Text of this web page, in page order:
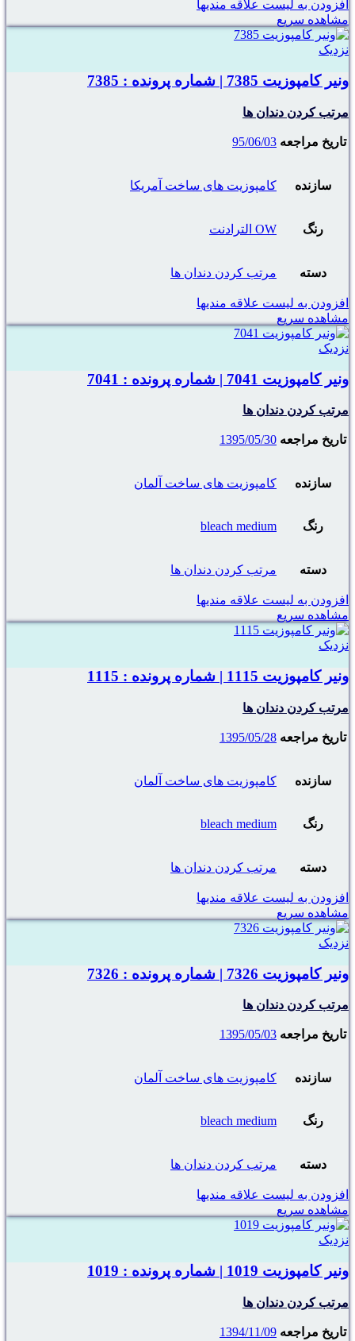
افزودن به لیست علاقه مندیها
مشاهده سریع
نزدیک
ونیر کامپوزیت 7385 | شماره پرونده : 7385
مرتب کردن دندان ها
تاریخ مراجعه 95/06/03
سازنده کامپوزیت های ساخت آمریکا
رنگ OW الترادنت
دسته مرتب کردن دندان ها
افزودن به لیست علاقه مندیها
مشاهده سریع
نزدیک
ونیر کامپوزیت 7041 | شماره پرونده : 7041
مرتب کردن دندان ها
تاریخ مراجعه 1395/05/30
سازنده کامپوزیت های ساخت آلمان
رنگ bleach medium
دسته مرتب کردن دندان ها
افزودن به لیست علاقه مندیها
مشاهده سریع
نزدیک
ونیر کامپوزیت 1115 | شماره پرونده : 1115
مرتب کردن دندان ها
تاریخ مراجعه 1395/05/28
سازنده کامپوزیت های ساخت آلمان
رنگ bleach medium
دسته مرتب کردن دندان ها
افزودن به لیست علاقه مندیها
مشاهده سریع
نزدیک
ونیر کامپوزیت 7326 | شماره پرونده : 7326
مرتب کردن دندان ها
تاریخ مراجعه 1395/05/03
سازنده کامپوزیت های ساخت آلمان
رنگ bleach medium
دسته مرتب کردن دندان ها
افزودن به لیست علاقه مندیها
مشاهده سریع
نزدیک
ونیر کامپوزیت 1019 | شماره پرونده : 1019
مرتب کردن دندان ها
تاریخ مراجعه 1394/11/09